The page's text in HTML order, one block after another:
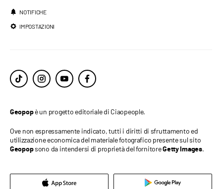
NOTIFICHE
IMPOSTAZIONI
Geopopè un progetto editoriale di Ciaopeople.
Ove non espressamente indicato, tutti i diritti di sfruttamento ed
utilizzazione economica del materiale fotografico presente sul sito
Geopopsono da intendersi di proprietà del fornitoreGetty Images.